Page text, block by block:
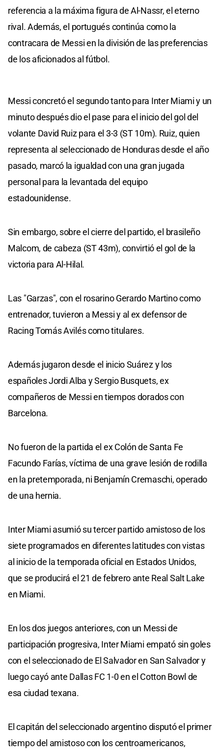
referencia a la máxima figura de Al-Nassr, el eterno
rival. Además, el portugués continúa como la
contracara de Messi en la división de las preferencias
de los aficionados al fútbol.
Messi concretó el segundo tanto para Inter Miami y un
minuto después dio el pase para el inicio del gol del
volante David Ruiz para el 3-3 (ST 10m). Ruiz, quien
representa al seleccionado de Honduras desde el año
pasado, marcó la igualdad con una gran jugada
personal para la levantada del equipo
estadounidense.
Sin embargo, sobre el cierre del partido, el brasileño
Malcom, de cabeza (ST 43m), convirtió el gol de la
victoria para Al-Hilal.
Las "Garzas", con el rosarino Gerardo Martino como
entrenador, tuvieron a Messi y al ex defensor de
Racing Tomás Avilés como titulares.
Además jugaron desde el inicio Suárez y los
españoles Jordi Alba y Sergio Busquets, ex
compañeros de Messi en tiempos dorados con
Barcelona.
No fueron de la partida el ex Colón de Santa Fe
Facundo Farías, víctima de una grave lesión de rodilla
en la pretemporada, ni Benjamín Cremaschi, operado
de una hernia.
Inter Miami asumió su tercer partido amistoso de los
siete programados en diferentes latitudes con vistas
al inicio de la temporada oficial en Estados Unidos,
que se producirá el 21 de febrero ante Real Salt Lake
en Miami.
En los dos juegos anteriores, con un Messi de
participación progresiva, Inter Miami empató sin goles
con el seleccionado de El Salvador en San Salvador y
luego cayó ante Dallas FC 1-0 en el Cotton Bowl de
esa ciudad texana.
El capitán del seleccionado argentino disputó el primer
tiempo del amistoso con los centroamericanos,